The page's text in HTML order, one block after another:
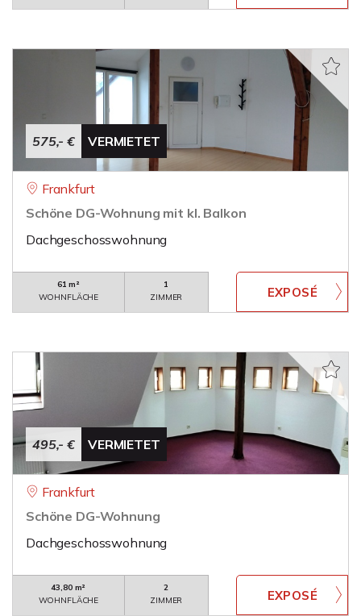
575,- € VERMIETET
Frankfurt
Schöne DG-Wohnung mit kl. Balkon
Dachgeschosswohnung
61 m²
WOHNFLÄCHE
1
ZIMMER
495,- € VERMIETET
Frankfurt
Schöne DG-Wohnung
Dachgeschosswohnung
43,80 m²
WOHNFLÄCHE
2
ZIMMER